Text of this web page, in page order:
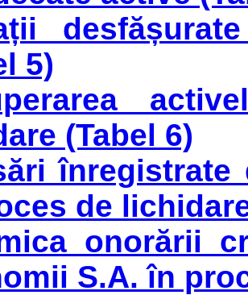
5)
(Tabel 6)
înregistrate
de
onorării
S.A. în